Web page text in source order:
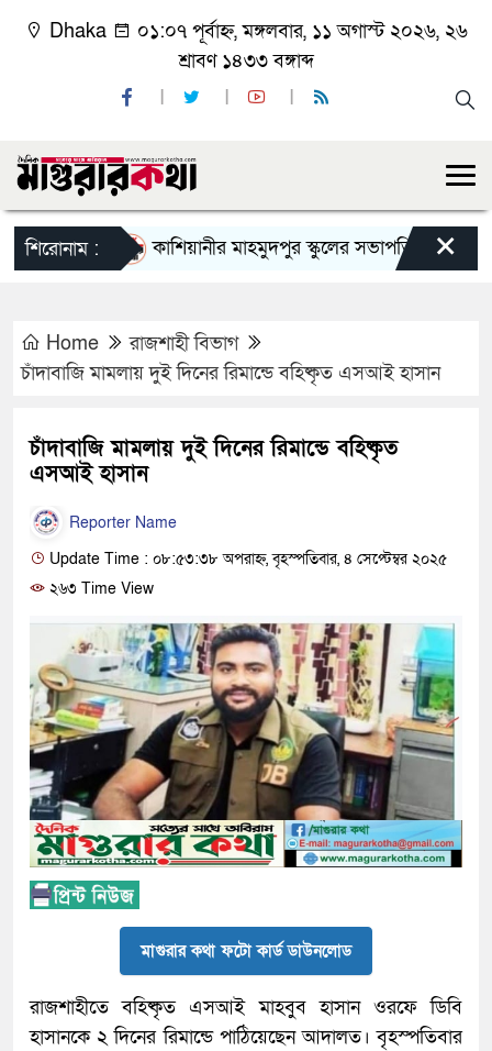
Dhaka
০১:০৭ পূর্বাহ্ন, মঙ্গলবার, ১১ অগাস্ট ২০২৬, ২৬
শ্রাবণ ১৪৩৩ বঙ্গাব্দ
শিরোনাম : কাশিয়ানীর মাহমুদপুর স্কুলের সভাপতি হলেন গোবিন্দ
×
Home
রাজশাহী বিভাগ
চাঁদাবাজি মামলায় দুই দিনের রিমান্ডে বহিষ্কৃত এসআই হাসান
চাঁদাবাজি মামলায় দুই দিনের রিমান্ডে বহিষ্কৃত
এসআই হাসান
Reporter Name
Update Time : ০৮:৫৩:৩৮ অপরাহ্ন, বৃহস্পতিবার, ৪ সেপ্টেম্বর ২০২৫
২৬৩ Time View
মাগুরার কথা ফটো কার্ড ডাউনলোড
রাজশাহীতে বহিষ্কৃত এসআই মাহবুব হাসান ওরফে ডিবি
হাসানকে ২ দিনের রিমান্ডে পাঠিয়েছেন আদালত। বৃহস্পতিবার